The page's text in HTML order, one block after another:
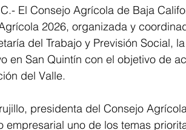
El Consejo Agrícola de Baja
2026, organizada y
del Trabajo y Previsión Social,
en San Quintín con el objetivo de
del Valle.
presidenta del Consejo
empresarial uno de los temas